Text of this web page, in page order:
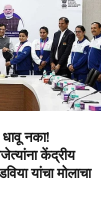
धावू नका!
केंद्रीय
यांचा मोलाचा